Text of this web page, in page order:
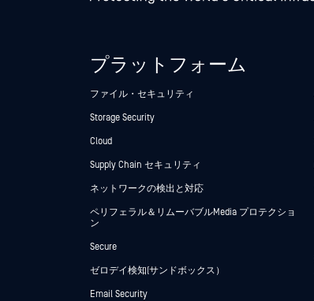
プラットフォーム
ファイル・セキュリティ
Storage Security
Cloud
Supply Chain セキュリティ
ネットワークの検出と対応
ペリフェラル＆リムーバブルMedia プロテクショ
ン
Secure
ゼロデイ検知(サンドボックス）
Email Security